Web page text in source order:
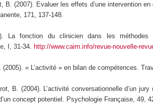
B. (2007). Evaluer les effets d’une intervention
171, 137-148.
La fonction du clinicien dans les méthodes
I, 31-34. http://www.cairn.info/revue-nouvelle-
« L’activité » en bilan de compétences.
B. (2004). L’activité conversationnelle d’un
concept potentiel. Psychologie Française, 49,